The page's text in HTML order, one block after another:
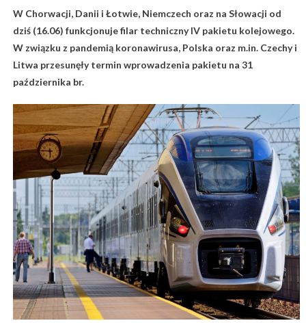
W Chorwacji, Danii i Łotwie, Niemczech oraz na Słowacji od
dziś (16.06) funkcjonuje filar techniczny IV pakietu kolejowego.
W związku z pandemią koronawirusa, Polska oraz m.in. Czechy i
Litwa przesunęły termin wprowadzenia pakietu na 31
października br.